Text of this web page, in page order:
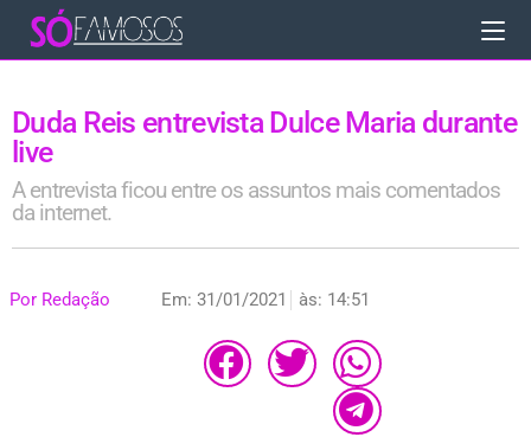
Duda Reis entrevista Dulce Maria durante
live
A entrevista ficou entre os assuntos mais comentados
da internet.
Por Redação Em: 31/01/2021 às: 14:51